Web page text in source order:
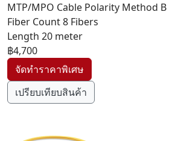
MTP/MPO Cable Polarity Method B
Fiber Count 8 Fibers
Length 20 meter
฿4,700
เปรียบเทียบสินค้า